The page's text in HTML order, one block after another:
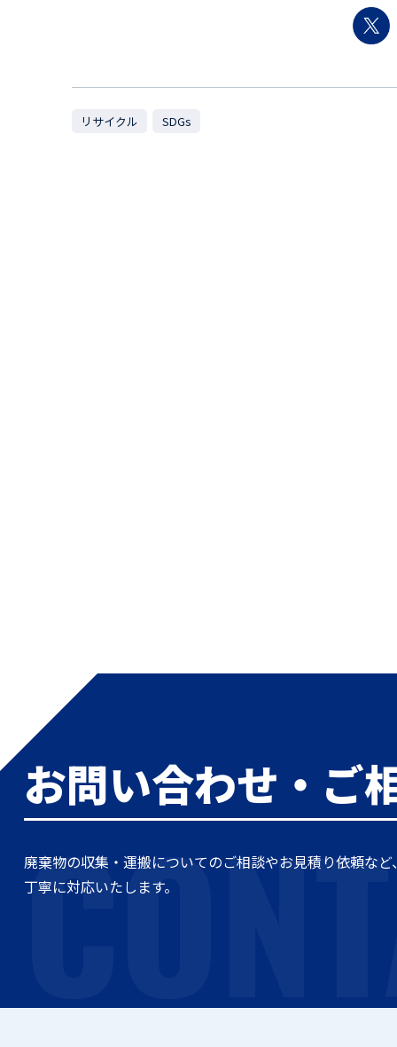
リサイクル SDGs
お問い合わせ・ご
廃棄物の収集・運搬についてのご相談やお見積り依頼な
丁寧に対応いたします。